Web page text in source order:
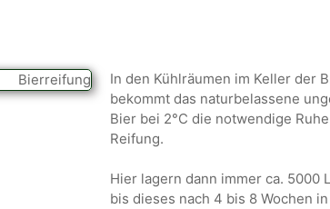
In den Kühlräumen im Keller der
bekommt das naturbelassene
Bier bei 2°C die notwendige
Reifung.
Hier lagern dann immer ca. 5000
bis dieses nach 4 bis 8 Wochen in